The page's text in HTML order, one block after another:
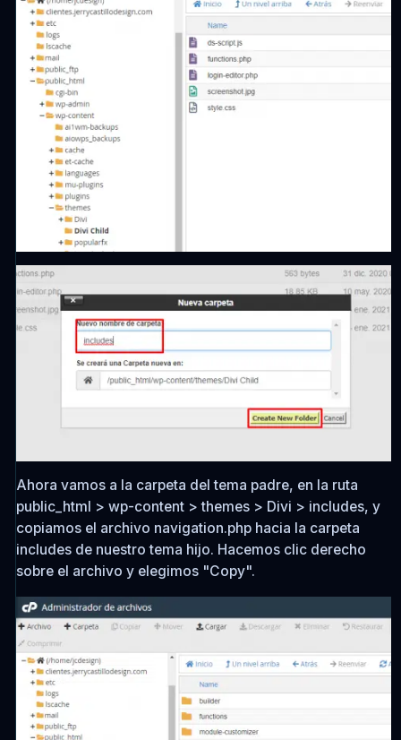
Ahora vamos a la carpeta del tema padre, en la ruta
public_html > wp-content > themes > Divi > includes, y
copiamos el archivo navigation.phphacia la carpeta
includesde nuestro tema hijo. Hacemos clic derecho
sobre el archivo y elegimos "Copy".